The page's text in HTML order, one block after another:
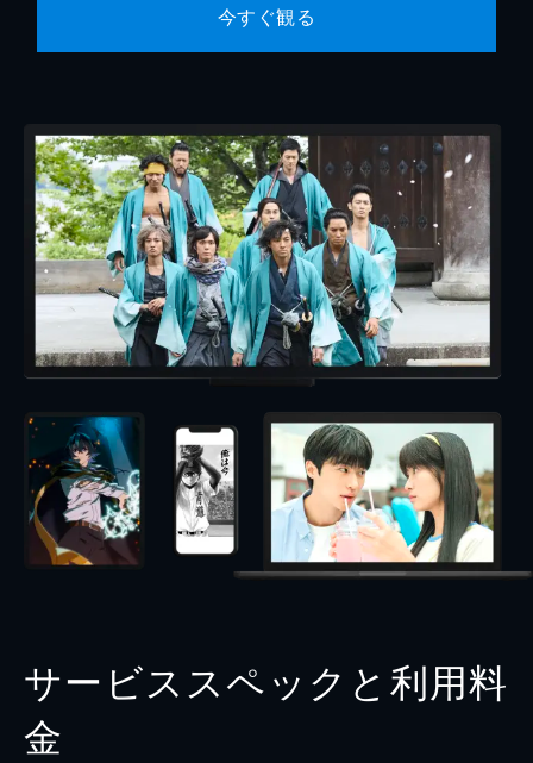
今すぐ観る
サービススペックと利用料
金